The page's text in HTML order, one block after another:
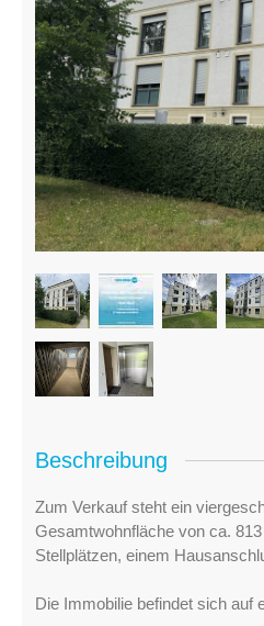
Beschreibung
Zum Verkauf steht ein
Gesamtwohnfläche von ca.
Stellplätzen, einem
Die Immobilie befindet sich auf